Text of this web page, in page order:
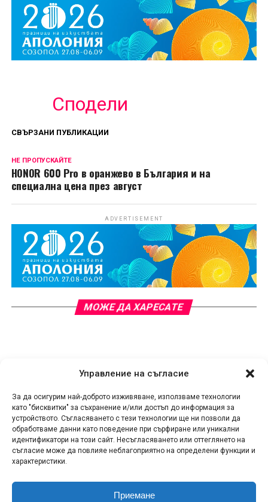
Управление на съгласие
За да осигурим най-доброто изживяване, използваме технологии
като "бисквитки" за съхранение и/или достъп до информация за
устройството. Съгласяването с тези технологии ще ни позволи да
обработваме данни като поведение при сърфиране или уникални
идентификатори на този сайт. Несъгласяването или оттеглянето на
съгласие може да повлияе неблагоприятно на определени функции и
характеристики.
Приемане
Сподели
СВЪРЗАНИ ПУБЛИКАЦИИ
НЕ ПРОПУСКАЙТЕ
HONOR 600 Pro в оранжево в България и на
специална цена през август
ADVERTISEMENT
МОЖЕ ДА ХАРЕСАТЕ